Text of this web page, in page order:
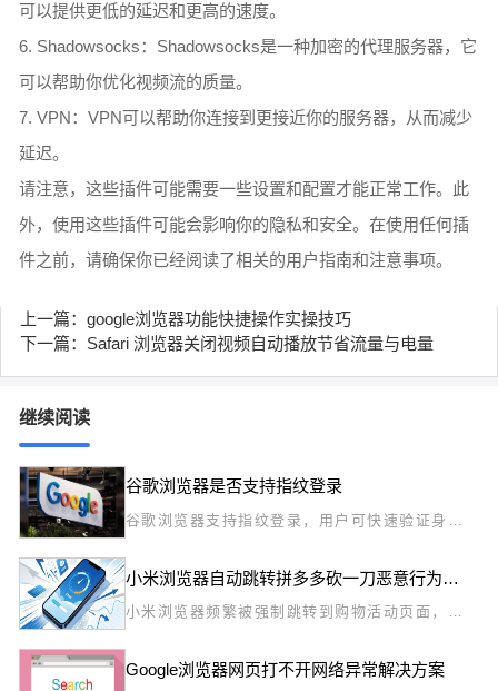
可以提供更低的延迟和更高的速度。
6. Shadowsocks：Shadowsocks是一种加密的代理服务器，它
可以帮助你优化视频流的质量。
7. VPN：VPN可以帮助你连接到更接近你的服务器，从而减少
延迟。
请注意，这些插件可能需要一些设置和配置才能正常工作。此
外，使用这些插件可能会影响你的隐私和安全。在使用任何插
件之前，请确保你已经阅读了相关的用户指南和注意事项。
上一篇：google浏览器功能快捷操作实操技巧
下一篇：Safari 浏览器关闭视频自动播放节省流量与电量
继续阅读
谷歌浏览器是否支持指纹登录
谷歌浏览器支持指纹登录，用户可快速验证身
份，提高账号安全性，同时享受便捷的登录体
验。
小米浏览器自动跳转拼多多砍一刀恶意行为如何用权限封杀
小米浏览器频繁被强制跳转到购物活动页面，是
恶意应用关联导致的。教您如何通过系统级应用
权限封杀跳转指令，彻底切断所有强制导流路
径，保障您的正常使用。
Google浏览器网页打不开网络异常解决方案